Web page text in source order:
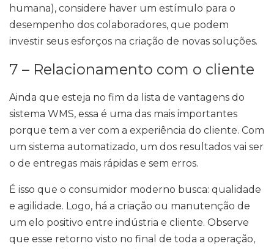
humana), considere haver um estímulo para o
desempenho dos colaboradores, que podem
investir seus esforços na criação de novas soluções.
7 – Relacionamento com o cliente
Ainda que esteja no fim da lista de vantagens do
sistema WMS, essa é uma das mais importantes
porque tem a ver com a experiência do cliente. Com
um sistema automatizado, um dos resultados vai ser
o de entregas mais rápidas e sem erros.
É isso que o consumidor moderno busca: qualidade
e agilidade. Logo, há a criação ou manutenção de
um elo positivo entre indústria e cliente. Observe
que esse retorno visto no final de toda a operação,